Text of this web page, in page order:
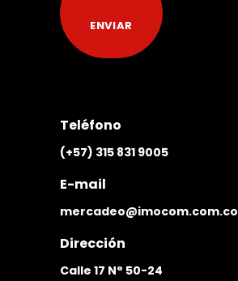
Teléfono
(+57) 315 831 9005
E-mail
mercadeo@imocom.com.co
Dirección
Calle 17 N° 50-24